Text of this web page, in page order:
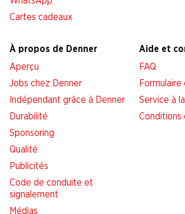
Cartes cadeaux
À propos de Denner
Aperçu
Jobs chez Denner
Indépendant grâce à Denner
Durabilité
Sponsoring
Qualité
Publicités
Code de conduite et
signalement
Médias
Aide et
FAQ
Service à
Conditions